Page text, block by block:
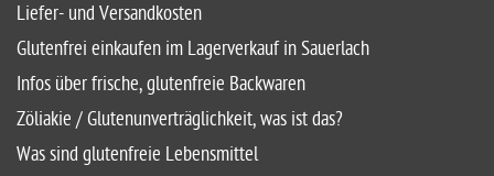
Liefer- und Versandkosten
Glutenfrei einkaufen im Lagerverkauf in Sauerlach
Infos über frische, glutenfreie Backwaren
Zöliakie / Glutenunverträglichkeit, was ist das?
Was sind glutenfreie Lebensmittel